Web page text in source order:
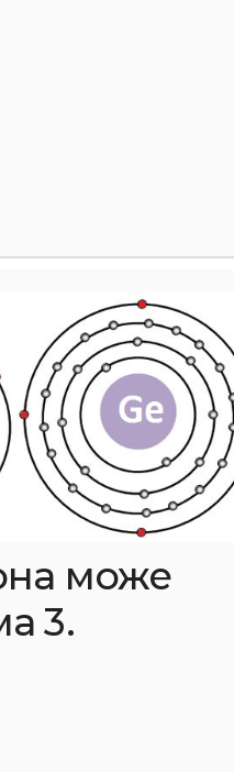
може
3.